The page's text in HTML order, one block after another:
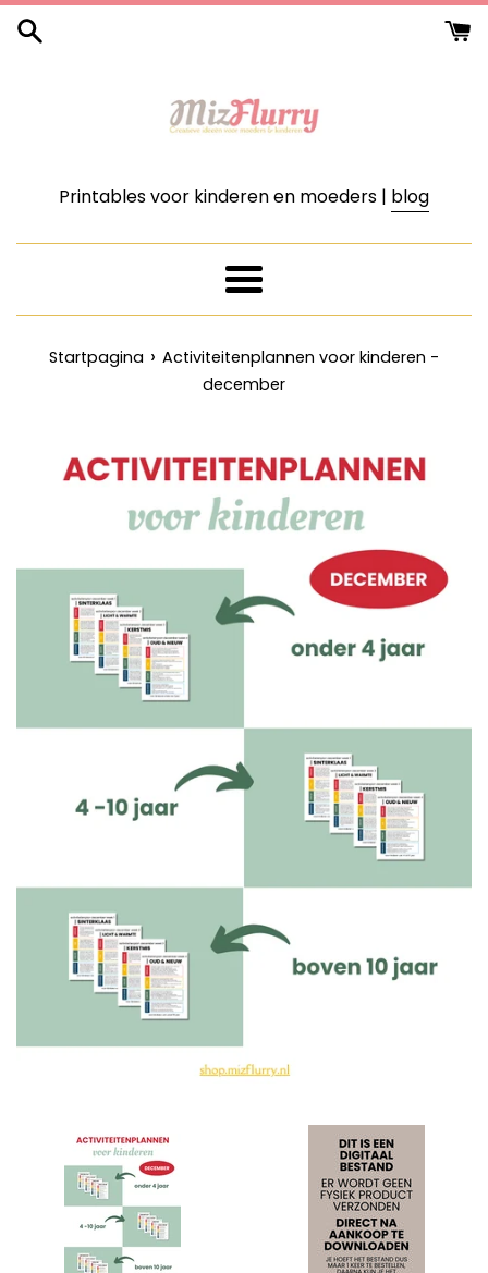
Meteen
naar
Printables voor kinderen en moeders | blog
Menu
Startpagina › Activiteitenplannen voor kinderen -
december